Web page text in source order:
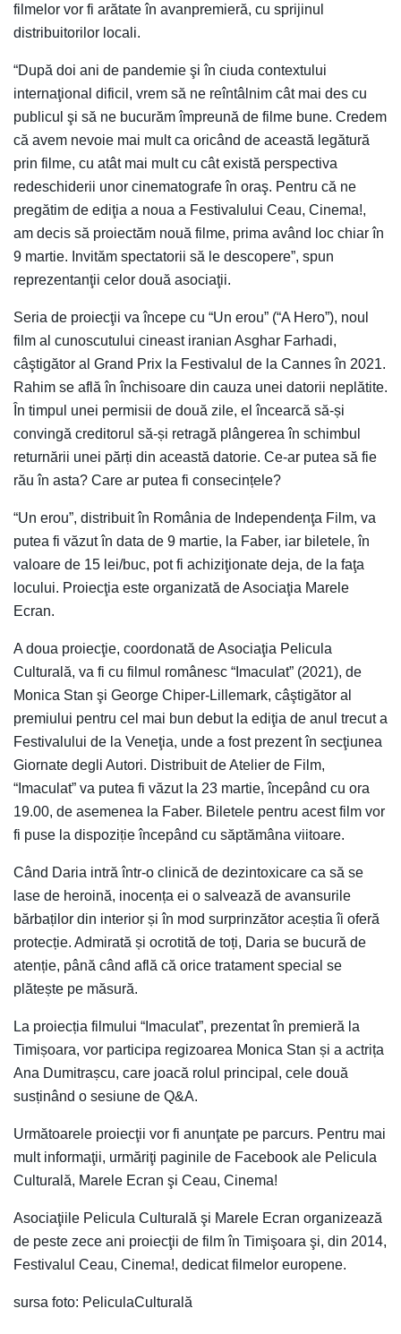
filmelor vor fi arătate în avanpremieră, cu sprijinul
distribuitorilor locali.
“După doi ani de pandemie şi în ciuda contextului
internaţional dificil, vrem să ne reîntâlnim cât mai des cu
publicul şi să ne bucurăm împreună de filme bune. Credem
că avem nevoie mai mult ca oricând de această legătură
prin filme, cu atât mai mult cu cât există perspectiva
redeschiderii unor cinematografe în oraş. Pentru că ne
pregătim de ediţia a noua a Festivalului Ceau, Cinema!,
am decis să proiectăm nouă filme, prima având loc chiar în
9 martie. Invităm spectatorii să le descopere”, spun
reprezentanţii celor două asociaţii.
Seria de proiecţii va începe cu “Un erou” (“A Hero”), noul
film al cunoscutului cineast iranian Asghar Farhadi,
câştigător al Grand Prix la Festivalul de la Cannes în 2021.
Rahim se află în închisoare din cauza unei datorii neplătite.
În timpul unei permisii de două zile, el încearcă să-și
convingă creditorul să-și retragă plângerea în schimbul
returnării unei părți din această datorie. Ce-ar putea să fie
rău în asta? Care ar putea fi consecințele?
“Un erou”, distribuit în România de Independenţa Film, va
putea fi văzut în data de 9 martie, la Faber, iar biletele, în
valoare de 15 lei/buc, pot fi achiziţionate deja, de la faţa
locului. Proiecţia este organizată de Asociaţia Marele
Ecran.
A doua proiecţie, coordonată de Asociaţia Pelicula
Culturală, va fi cu filmul românesc “Imaculat” (2021), de
Monica Stan şi George Chiper-Lillemark, câştigător al
premiului pentru cel mai bun debut la ediţia de anul trecut a
Festivalului de la Veneţia, unde a fost prezent în secţiunea
Giornate degli Autori. Distribuit de Atelier de Film,
“Imaculat” va putea fi văzut la 23 martie, începând cu ora
19.00, de asemenea la Faber. Biletele pentru acest film vor
fi puse la dispoziție începând cu săptămâna viitoare.
Când Daria intră într-o clinică de dezintoxicare ca să se
lase de heroină, inocența ei o salvează de avansurile
bărbaților din interior și în mod surprinzător aceștia îi oferă
protecție. Admirată și ocrotită de toți, Daria se bucură de
atenție, până când află că orice tratament special se
plătește pe măsură.
La proiecția filmului “Imaculat”, prezentat în premieră la
Timișoara, vor participa regizoarea Monica Stan și a actrița
Ana Dumitrașcu, care joacă rolul principal, cele două
susținând o sesiune de Q&A.
Următoarele proiecţii vor fi anunţate pe parcurs. Pentru mai
mult informaţii, urmăriţi paginile de Facebook ale Pelicula
Culturală, Marele Ecran şi Ceau, Cinema!
Asociaţiile Pelicula Culturală şi Marele Ecran organizează
de peste zece ani proiecţii de film în Timişoara şi, din 2014,
Festivalul Ceau, Cinema!, dedicat filmelor europene.
sursa foto: PeliculaCulturală